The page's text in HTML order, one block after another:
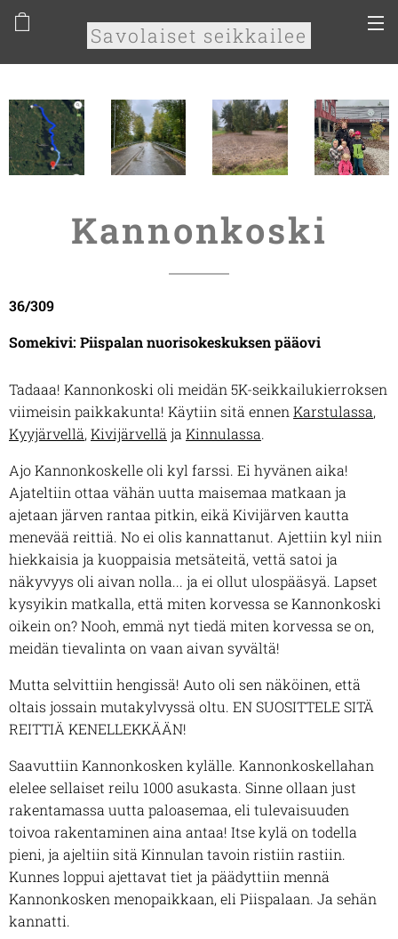
Savolaiset seikkailee
Kannonkoski
36/309
Somekivi: Piispalan nuorisokeskuksen pääovi
Tadaaa! Kannonkoski oli meidän 5K-seikkailukierroksen
viimeisin paikkakunta! Käytiin sitä ennen Karstulassa,
Kyyjärvellä, Kivijärvellä ja Kinnulassa.
Ajo Kannonkoskelle oli kyl farssi. Ei hyvänen aika!
Ajateltiin ottaa vähän uutta maisemaa matkaan ja
ajetaan järven rantaa pitkin, eikä Kivijärven kautta
menevää reittiä. No ei olis kannattanut. Ajettiin kyl niin
hiekkaisia ja kuoppaisia metsäteitä, vettä satoi ja
näkyvyys oli aivan nolla... ja ei ollut ulospääsyä. Lapset
kysyikin matkalla, että miten korvessa se Kannonkoski
oikein on? Nooh, emmä nyt tiedä miten korvessa se on,
meidän tievalinta on vaan aivan syvältä!
Mutta selvittiin hengissä! Auto oli sen näköinen, että
oltais jossain mutakylvyssä oltu. EN SUOSITTELE SITÄ
REITTIÄ KENELLEKKÄÄN!
Saavuttiin Kannonkosken kylälle. Kannonkoskellahan
elelee sellaiset reilu 1000 asukasta. Sinne ollaan just
rakentamassa uutta paloasemaa, eli tulevaisuuden
toivoa rakentaminen aina antaa! Itse kylä on todella
pieni, ja ajeltiin sitä Kinnulan tavoin ristiin rastiin.
Kunnes loppui ajettavat tiet ja päädyttiin mennä
Kannonkosken menopaikkaan, eli Piispalaan. Ja sehän
kannatti.